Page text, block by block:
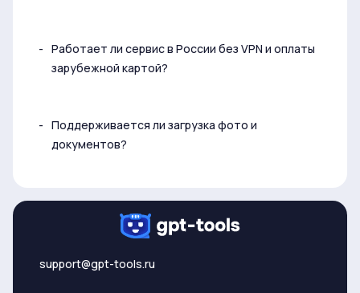
Работает ли сервис в России без VPN и оплаты
зарубежной картой?
Поддерживается ли загрузка фото и
документов?
support@gpt-tools.ru